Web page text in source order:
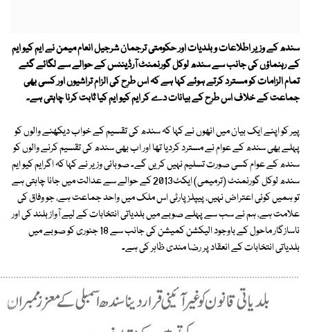
سندھ کے وزیر اطلاعات و بلدیات اور حکومتی ترجمان شرجیل انعام میمن نے ایم کیو ایم
کے رہنماؤں کی جانب سے سندھ لوکل گورنمنٹ آرڈیننس کے حوالے سے لگائے گئے
تمام الزامات کو مسترد کرتے ہوئے کہا ہے کہ اس طرح کی الزام تراشیوں اور کسی بھی
جماعت کے خلاف اس طرح کے بیانات دے کر ایم کیو ایم کیا ثابت کرنا چاہتی ہے۔
پیر کو اپنے ایک بیان میں انھوں نے کہا کہ سندھ کی تقسیم کے خواب دیکھنے والوں کو
پہلے بھی سندھ کے عوام نے مسترد کردیا تھا اور اب بھی سندھ کی تقسیم کرنے والوں کو
سندھ کے عوام کسی صورت تسلیم نہیں کریں گے۔ صوبائی وزیر نے کہا کہ اگرایم کیو ایم
سندھ لوکل گورنمنٹ (ترمیمی) ایکٹ2013 کے حوالے سے عدالت میں جانا چاہتی ہے
تو ہمیں کوئی اعتراض نہیں، پیپلز پارٹی اس ملک میں واحد جماعت ہے، جو وفاق کی
علامت ہے، ہم نے سب سے پہلے صوبے میں بلدیاتی انتخابات کے لیے آواز بلند کی اور
ناسازگار ماحول کے باوجود الیکشن کمیشن کی جانب سے 18 جنوری کو صوبے میں
بلدیاتی انتخابات کے انعقاد پر رضا مندی ظاہر کی ہے۔